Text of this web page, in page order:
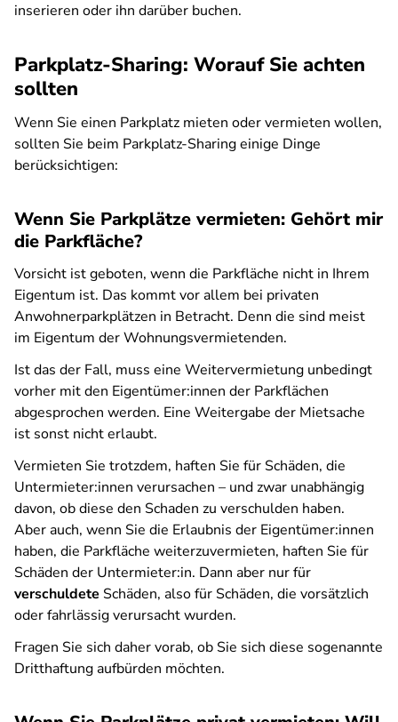
inserieren oder ihn darüber buchen.
Parkplatz-Sharing: Worauf Sie achten
sollten
Wenn Sie einen Parkplatz mieten oder vermieten wollen,
sollten Sie beim Parkplatz-Sharing einige Dinge
berücksichtigen:
Wenn Sie Parkplätze vermieten: Gehört mir
die Parkfläche?
​​​​Vorsicht ist geboten, wenn die Parkfläche nicht in Ihrem
Eigentum ist. Das kommt vor allem bei privaten
Anwohnerparkplätzen in Betracht. Denn die sind meist
im Eigentum der Wohnungsvermietenden.
Ist das der Fall, muss eine Weitervermietung unbedingt
vorher mit den Eigentümer:innen der Parkflächen
abgesprochen werden. Eine Weitergabe der Mietsache
ist sonst nicht erlaubt.
Vermieten Sie trotzdem, haften Sie für Schäden, die
Untermieter:innen verursachen – und zwar unabhängig
davon, ob diese den Schaden zu verschulden haben.
Aber auch, wenn Sie die Erlaubnis der Eigentümer:innen
haben, die Parkfläche weiterzuvermieten, haften Sie für
Schäden der Untermieter:in. Dann aber nur für
verschuldete Schäden, also für Schäden, die vorsätzlich
oder fahrlässig verursacht wurden.
Fragen Sie sich daher vorab, ob Sie sich diese sogenannte
Dritthaftung aufbürden möchten.